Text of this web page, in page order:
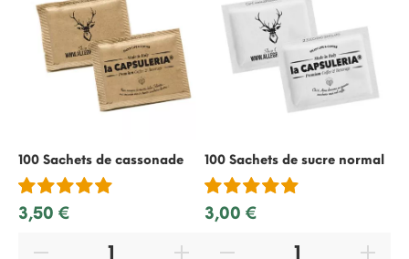
100 Sachets de cassonade
3,50 €
100 Sachets de sucre normal
3,00 €